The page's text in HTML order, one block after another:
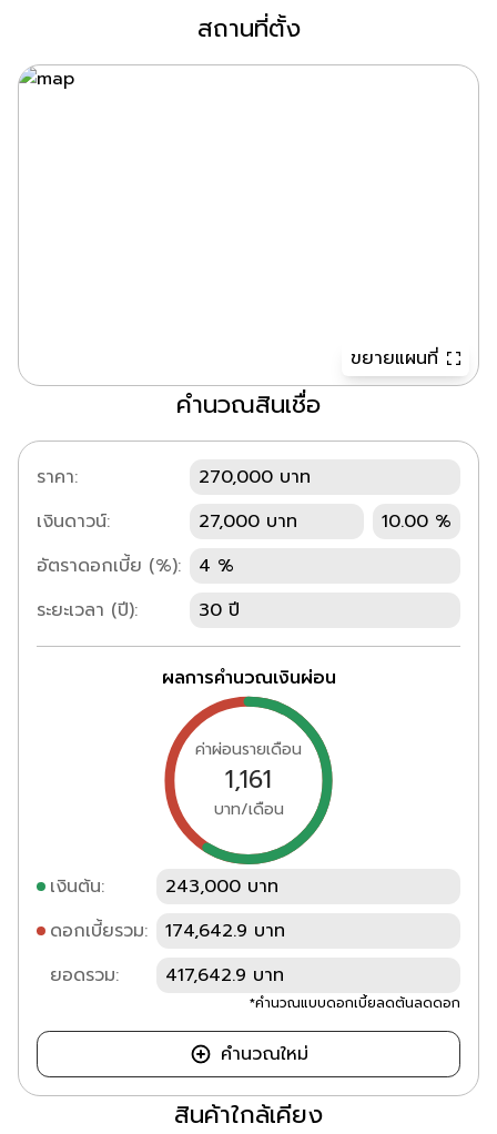
สถานที่ตั้ง
ขยายแผนที่
คำนวณสินเชื่อ
ราคา:
270,000 บาท
เงินดาวน์:
27,000 บาท
10.00 %
อัตราดอกเบี้ย (%):
4 %
ระยะเวลา (ปี):
30 ปี
ผลการคำนวณเงินผ่อน
ค่าผ่อนรายเดือน
1,161
บาท/เดือน
เงินต้น:
243,000 บาท
ดอกเบี้ยรวม:
174,642.9 บาท
ยอดรวม:
417,642.9 บาท
*คำนวณแบบดอกเบี้ยลดต้นลดดอก
คำนวณใหม่
สินค้าใกล้เคียง